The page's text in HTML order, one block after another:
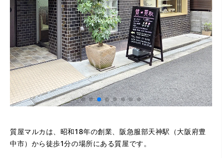
質屋マルカは、昭和18年の創業、阪急服部天神駅（大阪府豊
中市）から徒歩1分の場所にある質屋です。